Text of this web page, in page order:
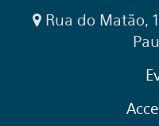
Rua do Matão,